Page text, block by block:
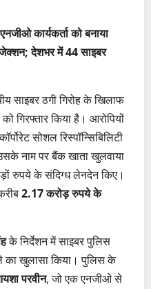
कार्यकर्ता को बनाया
देशभर में 44 साइबर
साइबर ठगी गिरोह के खिलाफ
गिरफ्तार किया है। आरोपियों
सोशल रिस्पॉन्सिबिलिटी
नाम पर बैंक खाता खुलवाया
रुपये के संदिग्ध लेनदेन किए।
2.17 करोड़ रुपये के
के निर्देशन में साइबर पुलिस
का खुलासा किया। पुलिस के
परवीन, जो एक एनजीओ से